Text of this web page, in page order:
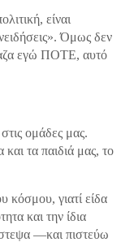
είναι
Όμως δεν
εγώ ΠΟΤΕ, αυτό
ομάδες μας.
τα παιδιά μας, το
κόσμου, γιατί είδα
και την ίδια
—και πιστεύω